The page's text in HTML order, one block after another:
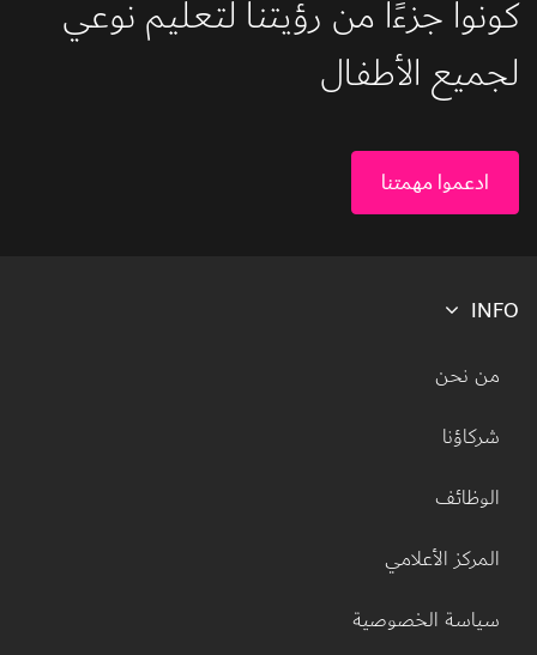
كونوا جزءًا من رؤيتنا لتعليم نوعي
لجميع الأطفال
ادعموا مهمتنا
INFO
Footer menu
من نحن
شركاؤنا
الوظائف
المركز الأعلامي
سياسة الخصوصية